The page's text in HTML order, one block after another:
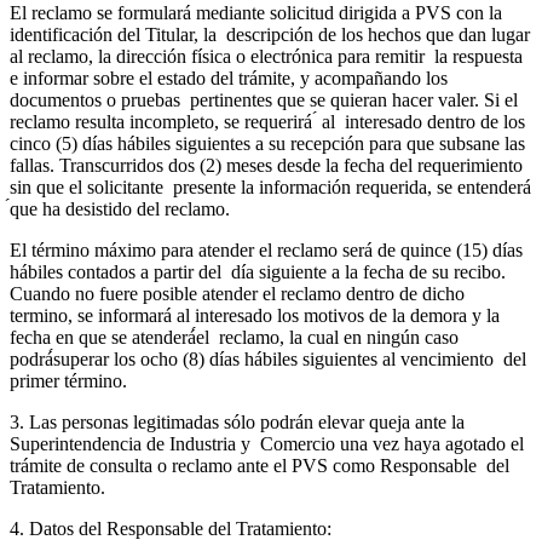
El reclamo se formulará mediante solicitud dirigida a PVS con la
identificación del Titular, la descripción de los hechos que dan lugar
al reclamo, la dirección física o electrónica para remitir la respuesta
e informar sobre el estado del trámite, y acompañando los
documentos o pruebas pertinentes que se quieran hacer valer. Si el
reclamo resulta incompleto, se requerirá ́ al interesado dentro de los
cinco (5) días hábiles siguientes a su recepción para que subsane las
fallas. Transcurridos dos (2) meses desde la fecha del requerimiento
sin que el solicitante presente la información requerida, se entenderá
́que ha desistido del reclamo.
El término máximo para atender el reclamo será de quince (15) días
hábiles contados a partir del día siguiente a la fecha de su recibo.
Cuando no fuere posible atender el reclamo dentro de dicho
termino, se informará al interesado los motivos de la demora y la
fecha en que se atenderá́el reclamo, la cual en ningún caso
podrá́superar los ocho (8) días hábiles siguientes al vencimiento del
primer término.
3. Las personas legitimadas sólo podrán elevar queja ante la
Superintendencia de Industria y Comercio una vez haya agotado el
trámite de consulta o reclamo ante el PVS como Responsable del
Tratamiento.
4. Datos del Responsable del Tratamiento: